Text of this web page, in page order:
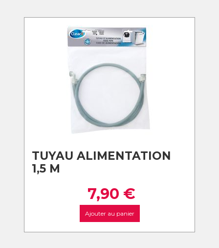
TUYAU ALIMENTATION
1,5 M
7,90 €
Ajouter au panier